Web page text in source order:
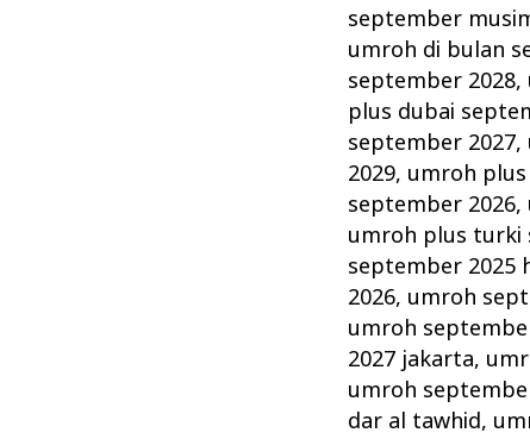
september
umroh di bulan
september 2028,
plus dubai
september 2027,
2029, umroh
september 2026,
umroh plus turki
september 2025
2026, umroh
umroh
2027 jakarta,
umroh
dar al tawhid,